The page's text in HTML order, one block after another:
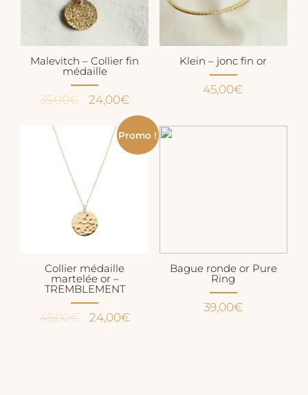
Malevitch – Collier fin
médaille
35,00€
Le
initial
était :
35,00€.
24,00€Le
prix
actuel
est :
Klein – jonc fin or
45,00€
Promo !
Collier médaille
martelée or –
TREMBLEMENT
45,00€
Le
24,00€Le
Bague ronde or Pure
Ring
39,00€